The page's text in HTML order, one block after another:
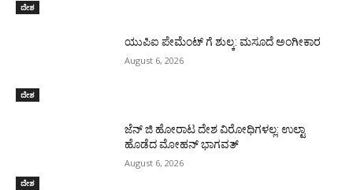
ದೇಶ
ದೇಶ
ಯುಪಿಐ ಪೇಮೆಂಟ್ ಗೆ ಶುಲ್ಕ: ಮಸೂದೆ ಅಂಗೀಕಾರ
August 6, 2026
ದೇಶ
ಜೆನ್ ಜಿ ಹೋರಾಟ ದೇಶ ವಿರೋಧಿಗಳಲ್ಲ: ಉಲ್ಟಾ
ಹೊಡೆದ ಮೋಹನ್ ಭಾಗವತ್
August 6, 2026